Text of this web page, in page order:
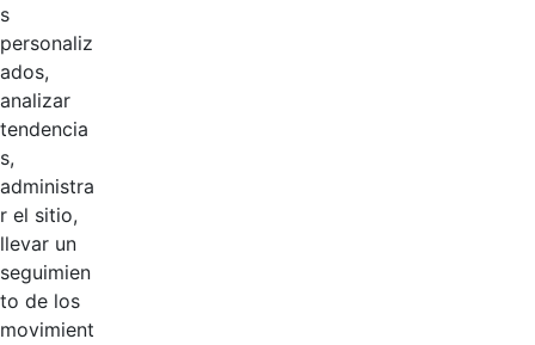
s
personaliz
ados,
analizar
tendencia
s,
administra
r el sitio,
llevar un
seguimien
to de los
movimient